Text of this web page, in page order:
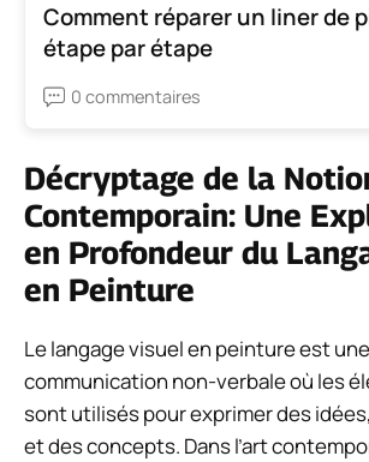
Comment réparer un liner de
étape par étape
0 commentaires
Décryptage de la
Contemporain: Une
en Profondeur du
en Peinture
Le langage visuel en peinture est
communication non-verbale où les
sont utilisés pour exprimer des
et des concepts. Dans l’art